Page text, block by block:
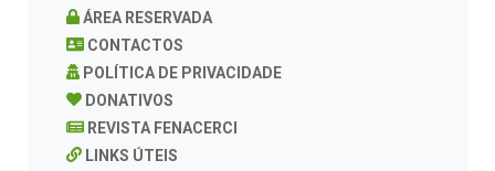
ÁREA RESERVADA
CONTACTOS
POLÍTICA DE PRIVACIDADE
DONATIVOS
REVISTA FENACERCI
LINKS ÚTEIS